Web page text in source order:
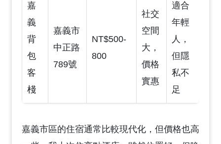
嘉
義
背
包
客
棧
嘉義市
中正路
789號
NT$500-
800
社交
空間
大，
價格
實惠
適合
年輕
人，
但隱
私不
足
嘉義市區的住宿通常比較現代化，但價格也高